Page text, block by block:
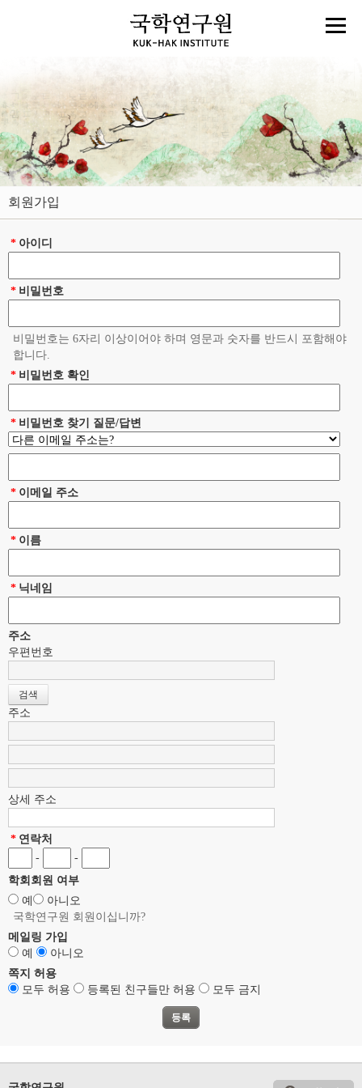
회원가입
아이디
*
비밀번호
*
비밀번호는 6자리 이상이어야 하며 영문과 숫자를 반드시 포함해야
합니다.
비밀번호 확인
*
* 비밀번호 찾기 질문/답변
* 이메일 주소
* 이름
* 닉네임
주소
우편번호
주소
상세 주소
* 연락처
-
-
학회회원 여부
예
아니오
국학연구원 회원이십니까?
메일링 가입
예
아니오
쪽지 허용
모두 허용
등록된 친구들만 허용 모두 금지